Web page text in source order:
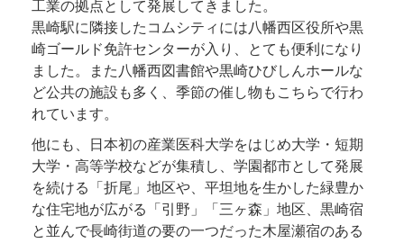
工業の拠点として発展してきました。
黒崎駅に隣接したコムシティには八幡西区役所や黒
崎ゴールド免許センターが入り、とても便利になり
ました。また八幡西図書館や黒崎ひびしんホールな
ど公共の施設も多く、季節の催し物もこちらで行わ
れています。
他にも、日本初の産業医科大学をはじめ大学・短期
大学・高等学校などが集積し、学園都市として発展
を続ける「折尾」地区や、平坦地を生かした緑豊か
な住宅地が広がる「引野」「三ヶ森」地区、黒崎宿
と並んで長崎街道の要の一つだった木屋瀬宿のある